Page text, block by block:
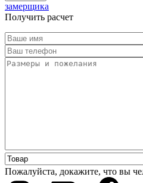
замерщика
Получить расчет
Пожалуйста, докажите, что вы